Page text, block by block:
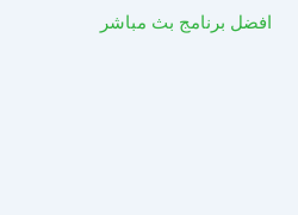
افضل برنامج بث مباشر